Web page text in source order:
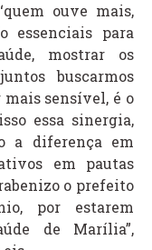
ouve mais,
essenciais para
mostrar os
buscarmos
mais sensível, é o
essa sinergia,
a diferença em
em pautas
o prefeito
por estarem
de Marília”,